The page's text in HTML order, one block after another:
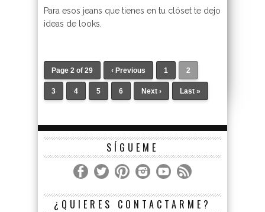
Para esos jeans que tienes en tu clóset te dejo
ideas de looks.
Page 2 of 29 ‹ Previous 1 2
3 4 5 6 Next › Last »
SÍGUEME
¿QUIERES CONTACTARME?